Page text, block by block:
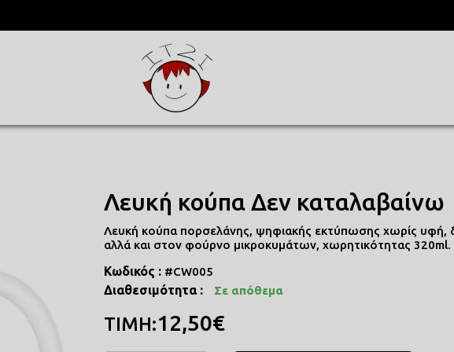
Λευκή κούπα Δεν καταλαβαίνω
Λευκή κούπα πορσελάνης, ψηφιακής εκτύπωσης χωρίς υφή,
αλλά και στον φούρνο μικροκυμάτων, χωρητικότητας 320ml.
Κωδικός : #CW005
Διαθεσιμότητα : Σε απόθεμα
ΤΙΜΗ:12,50€